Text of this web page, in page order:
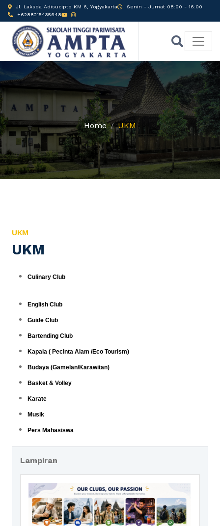
Jl. Laksda Adisucipto KM 6, Yogyakarta
Senin - Jumat 08:00 - 16:00
+6288215435648
Home UKM
UKM
UKM
Culinary Club
English Club
Guide Club
Bartending Club
Kapala ( Pecinta Alam /Eco Tourism)
Budaya (Gamelan/Karawitan)
Basket & Volley
Karate
Musik
Pers Mahasiswa
Lampiran